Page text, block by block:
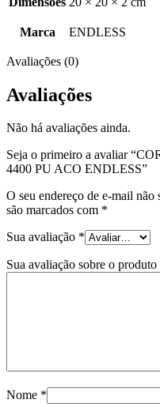
Marca ENDLESS
Avaliações (0)
Avaliações
Não há avaliações ainda.
Seja o primeiro a avaliar
4400 PU ACO ENDLESS”
O seu endereço de e-mail não
são marcados com *
Sua avaliação *
Sua avaliação sobre o produto
Nome *